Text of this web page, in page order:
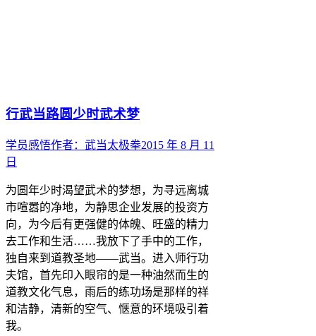
行武当路圆少时武术梦
学员感悟作者： 武当太极拳2015 年 8 月 11
日
为圆年少时渴望武术的梦想，为寻远离城
市喧嚣的净地，为静思企业发展的投资方
向，为今后有更强健的体魄、旺盛的精力
去工作和生活……我放下了手中的工作，
独自来到道教圣地——武当。进入师行功
夫馆，首先印入眼帘的是一种油然而生的
道教文化气息，雨后的练功场是那样的祥
和洁静，清新的空气、惬意的环境吸引着
我。